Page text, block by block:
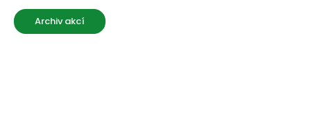
Archiv akcí